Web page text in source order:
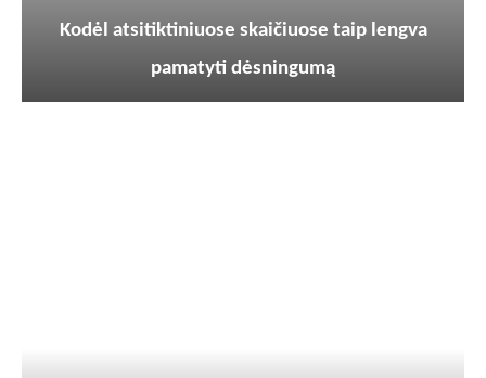
Kodėl atsitiktiniuose skaičiuose taip lengva
pamatyti dėsningumą